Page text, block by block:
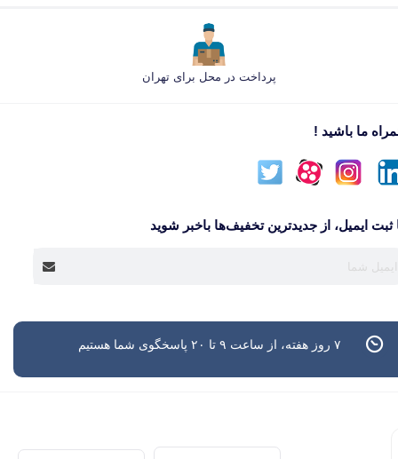
پرداخت در محل برای تهران
ما باشید !
ثبت ایمیل، از جدید‌ترین تخفیف‌ها با‌خبر شوید
۷ روز هفته، از ساعت ۹ تا ۲۰ پاسخگوی شما هستیم